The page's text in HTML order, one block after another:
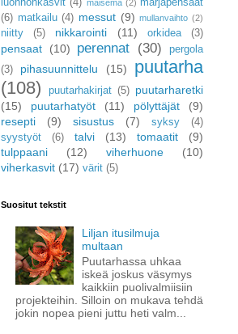
luonnonkasvit (4) maisema (2) marjapensaat
(6) matkailu (4) messut (9) mullanvaihto (2)
niitty (5) nikkarointi (11) orkidea (3)
pensaat (10) perennat (30)
pergola
(3)
pihasuunnittelu (15)
puutarha
(108)
puutarhakirjat (5) puutarharetki
(15)
puutarhatyöt (11) pölyttäjät
(9)
resepti
(9) sisustus (7) syksy
(4)
syystyöt
(6) talvi (13) tomaatit
(9)
tulppaani
(12) viherhuone
(10)
viherkasvit (17) värit (5)
Suositut tekstit
Liljan itusilmuja
multaan
Puutarhassa uhkaa
iskeä joskus väsymys
kaikkiin puolivalmiisiin
projekteihin. Silloin on mukava tehdä
jokin nopea pieni juttu heti valm...